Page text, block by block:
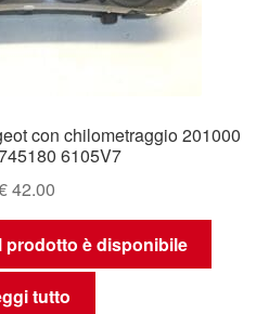
con chilometraggio 201000
6105V7
42.00
prodotto è disponibile
tutto